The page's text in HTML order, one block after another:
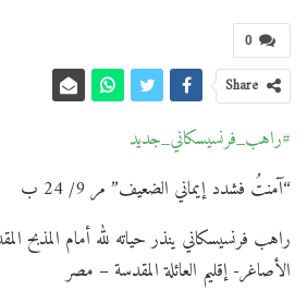
0
Share
#راهب_فرنسيسكاني_جديد
“آمنتُ فشدد إيماني الضعيف” مر 9/ 24 ب
راهب فرنسيسكاني ينذر حياته لله أمام المذبح
الأصاغر- إقليم العائلة المقدسة – مصر